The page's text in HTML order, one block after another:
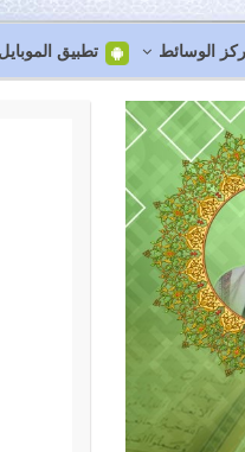
الوسائط تطبيق الموبايل